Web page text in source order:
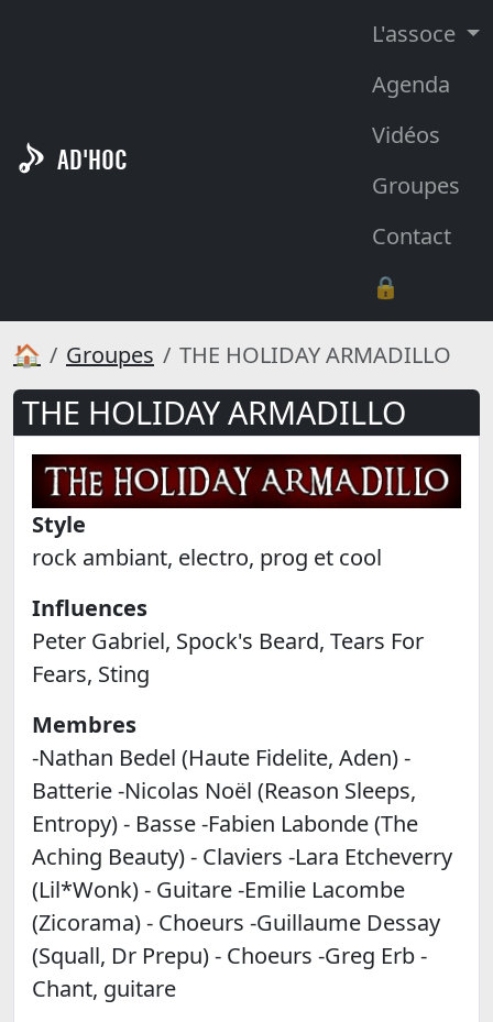
AD'HOC
L'assoce
Agenda
Vidéos
Groupes
Contact
🔒
🏠 Groupes THE HOLIDAY ARMADILLO
THE HOLIDAY ARMADILLO
Style
rock ambiant, electro, prog et cool
Influences
Peter Gabriel, Spock's Beard, Tears For
Fears, Sting
Membres
-Nathan Bedel (Haute Fidelite, Aden) -
Batterie -Nicolas Noël (Reason Sleeps,
Entropy) - Basse -Fabien Labonde (The
Aching Beauty) - Claviers -Lara Etcheverry
(Lil*Wonk) - Guitare -Emilie Lacombe
(Zicorama) - Choeurs -Guillaume Dessay
(Squall, Dr Prepu) - Choeurs -Greg Erb -
Chant, guitare